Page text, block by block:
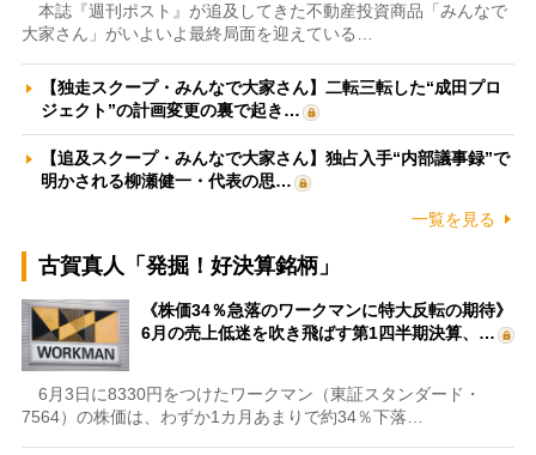
本誌『週刊ポスト』が追及してきた不動産投資商品「みんなで
大家さん」がいよいよ最終局面を迎えている…
【独走スクープ・みんなで大家さん】二転三転した“成田プロ
ジェクト”の計画変更の裏で起き…
【追及スクープ・みんなで大家さん】独占入手“内部議事録”で
明かされる柳瀬健一・代表の思…
一覧を見る
古賀真人「発掘！好決算銘柄」
《株価34％急落のワークマンに特大反転の期待》
6月の売上低迷を吹き飛ばす第1四半期決算、…
6月3日に8330円をつけたワークマン（東証スタンダード・
7564）の株価は、わずか1カ月あまりで約34％下落…